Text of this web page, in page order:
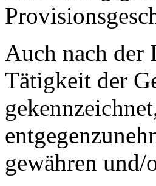
Auch nach
Tätigkeit der
gewähren